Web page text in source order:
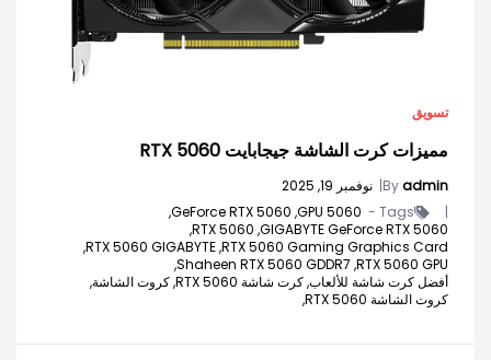
تسويق
مميزات كرت الشاشة جيجابايت RTX 5060
Byadmin
| نوفمبر 19, 2025
|
Tags -
5060 GPU,
GeForce RTX 5060,
GIGABYTE GeForce RTX 5060,
RTX 5060,
RTX 5060 Gaming Graphics Card,
RTX 5060 GIGABYTE,
RTX 5060 GPU,
Shaheen RTX 5060 GDDR7,
أفضل كرت شاشة للألعاب,كرت شاشة RTX 5060,
كروت الشاشة,
كروت الشاشة RTX 5060,